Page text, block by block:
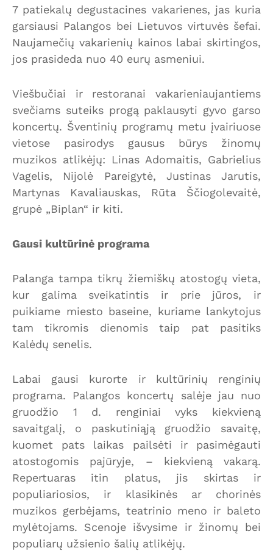
7 patiekalų degustacines vakarienes, jas kuria
garsiausi Palangos bei Lietuvos virtuvės šefai.
Naujamečių vakarienių kainos labai skirtingos,
jos prasideda nuo 40 eurų asmeniui.
Viešbučiai ir restoranai vakarieniaujantiems
svečiams suteiks progą paklausyti gyvo garso
koncertų. Šventinių programų metu įvairiuose
vietose pasirodys gausus būrys žinomų
muzikos atlikėjų: Linas Adomaitis, Gabrielius
Vagelis, Nijolė Pareigytė, Justinas Jarutis,
Martynas Kavaliauskas, Rūta Ščiogolevaitė,
grupė „Biplan“ ir kiti.
Gausi kultūrinė programa
Palanga tampa tikrų žiemiškų atostogų vieta,
kur galima sveikatintis ir prie jūros, ir
puikiame miesto baseine, kuriame lankytojus
tam tikromis dienomis taip pat pasitiks
Kalėdų senelis.
Labai gausi kurorte ir kultūrinių renginių
programa. Palangos koncertų salėje jau nuo
gruodžio 1 d. renginiai vyks kiekvieną
savaitgalį, o paskutiniąją gruodžio savaitę,
kuomet pats laikas pailsėti ir pasimėgauti
atostogomis pajūryje, – kiekvieną vakarą.
Repertuaras itin platus, jis skirtas ir
populiariosios, ir klasikinės ar chorinės
muzikos gerbėjams, teatrinio meno ir baleto
mylėtojams. Scenoje išvysime ir žinomų bei
populiarų užsienio šalių atlikėjų.